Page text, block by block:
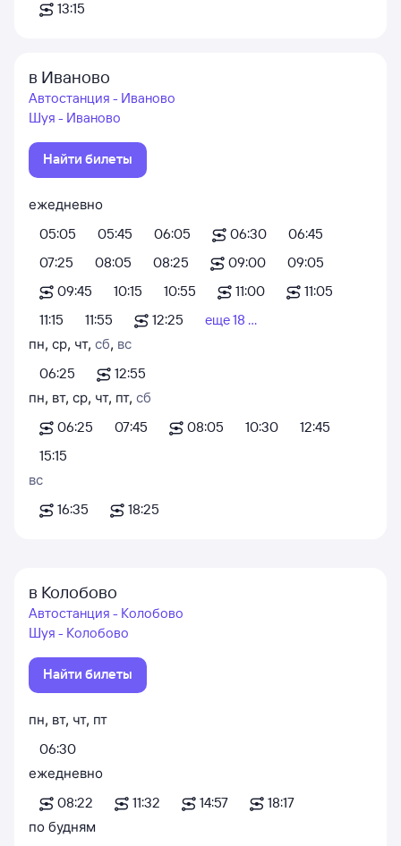
13:15
в Иваново
Автостанция - Иваново
Шуя - Иваново
Найти билеты
ежедневно
05:05
05:45 06:05 06:30
06:45
07:25
08:05 08:25 09:00
09:05
09:45
10:15 10:55 11:00
11:05
11:15
11:55 12:25
еще 18 ...
пн, ср, чт, сб, вс
06:25
12:55
пн, вт, ср, чт, пт, сб
06:25
07:45 08:05 10:30
12:45
15:15
вс
16:35
18:25
в Колобово
Автостанция - Колобово
Шуя - Колобово
Найти билеты
пн, вт, чт, пт
06:30
ежедневно
08:22
11:32 14:57
18:17
по будням